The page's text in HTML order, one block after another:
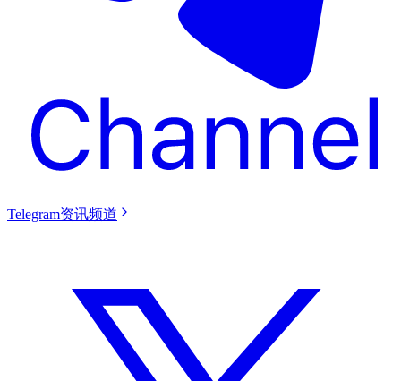
Telegram资讯频道